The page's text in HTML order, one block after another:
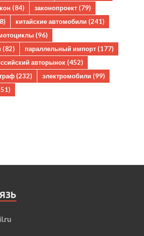
(84) законопроект (79)
китайские автомобили (241)
(96)
(82) параллельный импорт (177)
авторынок (452)
(232) электромобили (99)